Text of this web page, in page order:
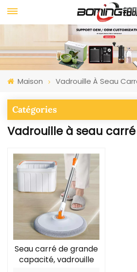
Maison Vadrouille À Seau
Catégories
Vadrouille à seau carré
Seau carré de grande
capacité, vadrouille